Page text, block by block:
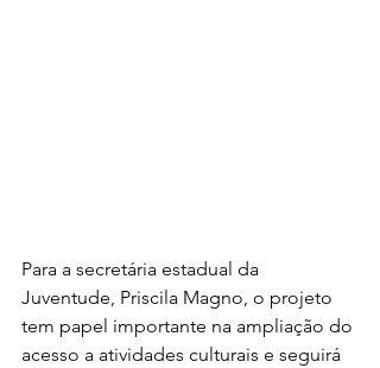
Para a secretária estadual da
Juventude, Priscila Magno, o projeto
tem papel importante na ampliação do
acesso a atividades culturais e seguirá